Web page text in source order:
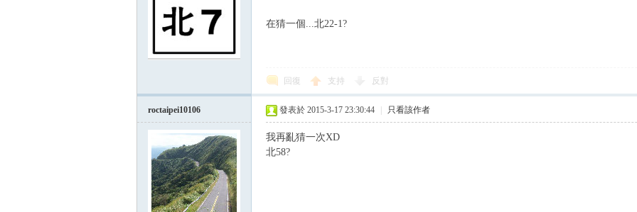
在猜一個...北22-1?
回復 支持 反對
roctaipei10106 發表於 2015-3-17 23:30:44 只看該作者
我再亂猜一次XD
北58?